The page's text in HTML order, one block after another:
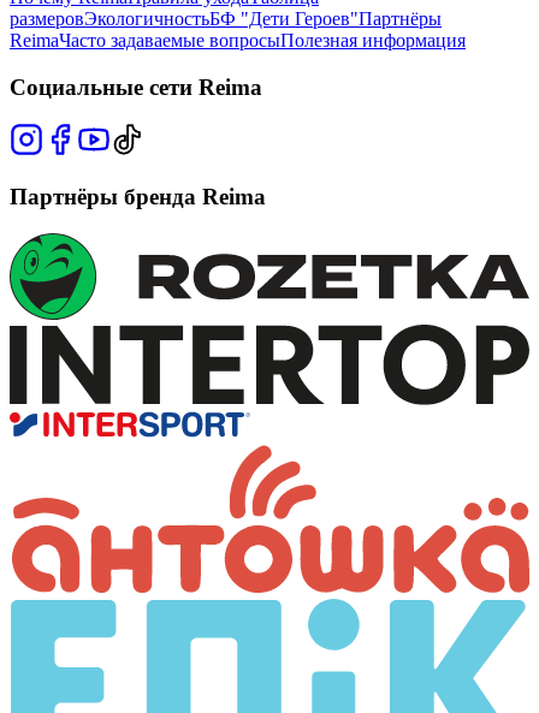
размеровЭкологичностьБФ "Дети Героев"Партнёры
ReimaЧасто задаваемые вопросыПолезная информация
Социальные сети Reima
Партнёры бренда Reima